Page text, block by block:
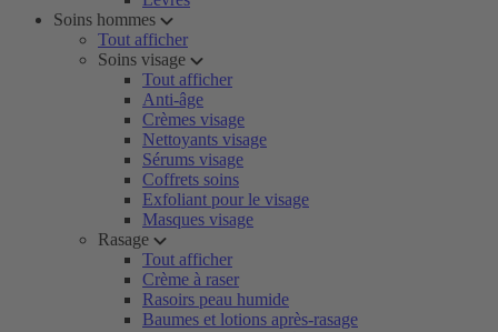
Soins hommes
Tout afficher
Soins visage
Tout afficher
Anti-âge
Crèmes visage
Nettoyants visage
Sérums visage
Coffrets soins
Exfoliant pour le visage
Masques visage
Rasage
Tout afficher
Crème à raser
Rasoirs peau humide
Baumes et lotions après-rasage